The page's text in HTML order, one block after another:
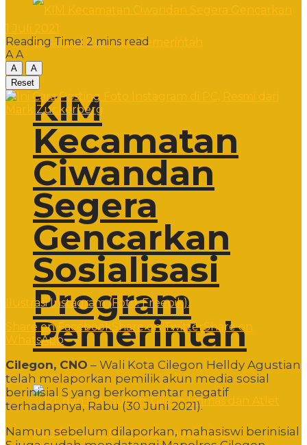
KIM
Kecamatan
Ciwandan
Segera
Gencarkan
Sosialisasi
Program
Pemerintah
Reading Time: 2 mins read
A A
A
A
Reset
Ilustrasi Instagram (Foto: Freepik).
Share on Facebook Share on Twitter Share on
WhatsApp
Cilegon, CNO – Wali Kota Cilegon Helldy Agustian
telah melaporkan pemilik akun media sosial
berinisial S yang berkomentar negatif
terhadapnya, Rabu (30 Juni 2021).
Namun sebelum dilaporkan, mahasiswi berinisial